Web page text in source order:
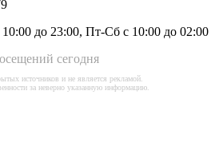
до 23:00, Пт-Сб с 10:00 до 02:00
сегодня
источников и не является рекламой.
за неверно указанную информацию.